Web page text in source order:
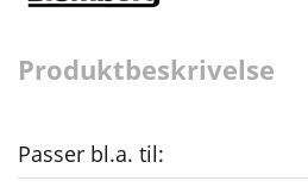
Produktbeskrivelse
Passer bl.a. til: